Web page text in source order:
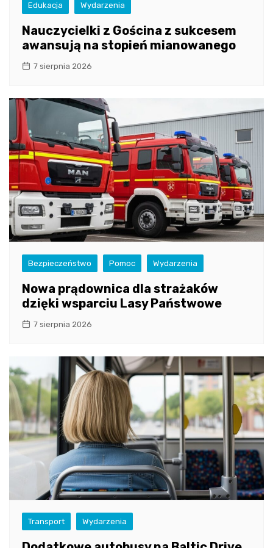
Edukacja Wydarzenia
Nauczycielki z Gościna z sukcesem
awansują na stopień mianowanego
7 sierpnia 2026
Bezpieczeństwo Pomoc Wydarzenia
Nowa prądownica dla strażaków
dzięki wsparciu Lasy Państwowe
7 sierpnia 2026
Transport Wydarzenia